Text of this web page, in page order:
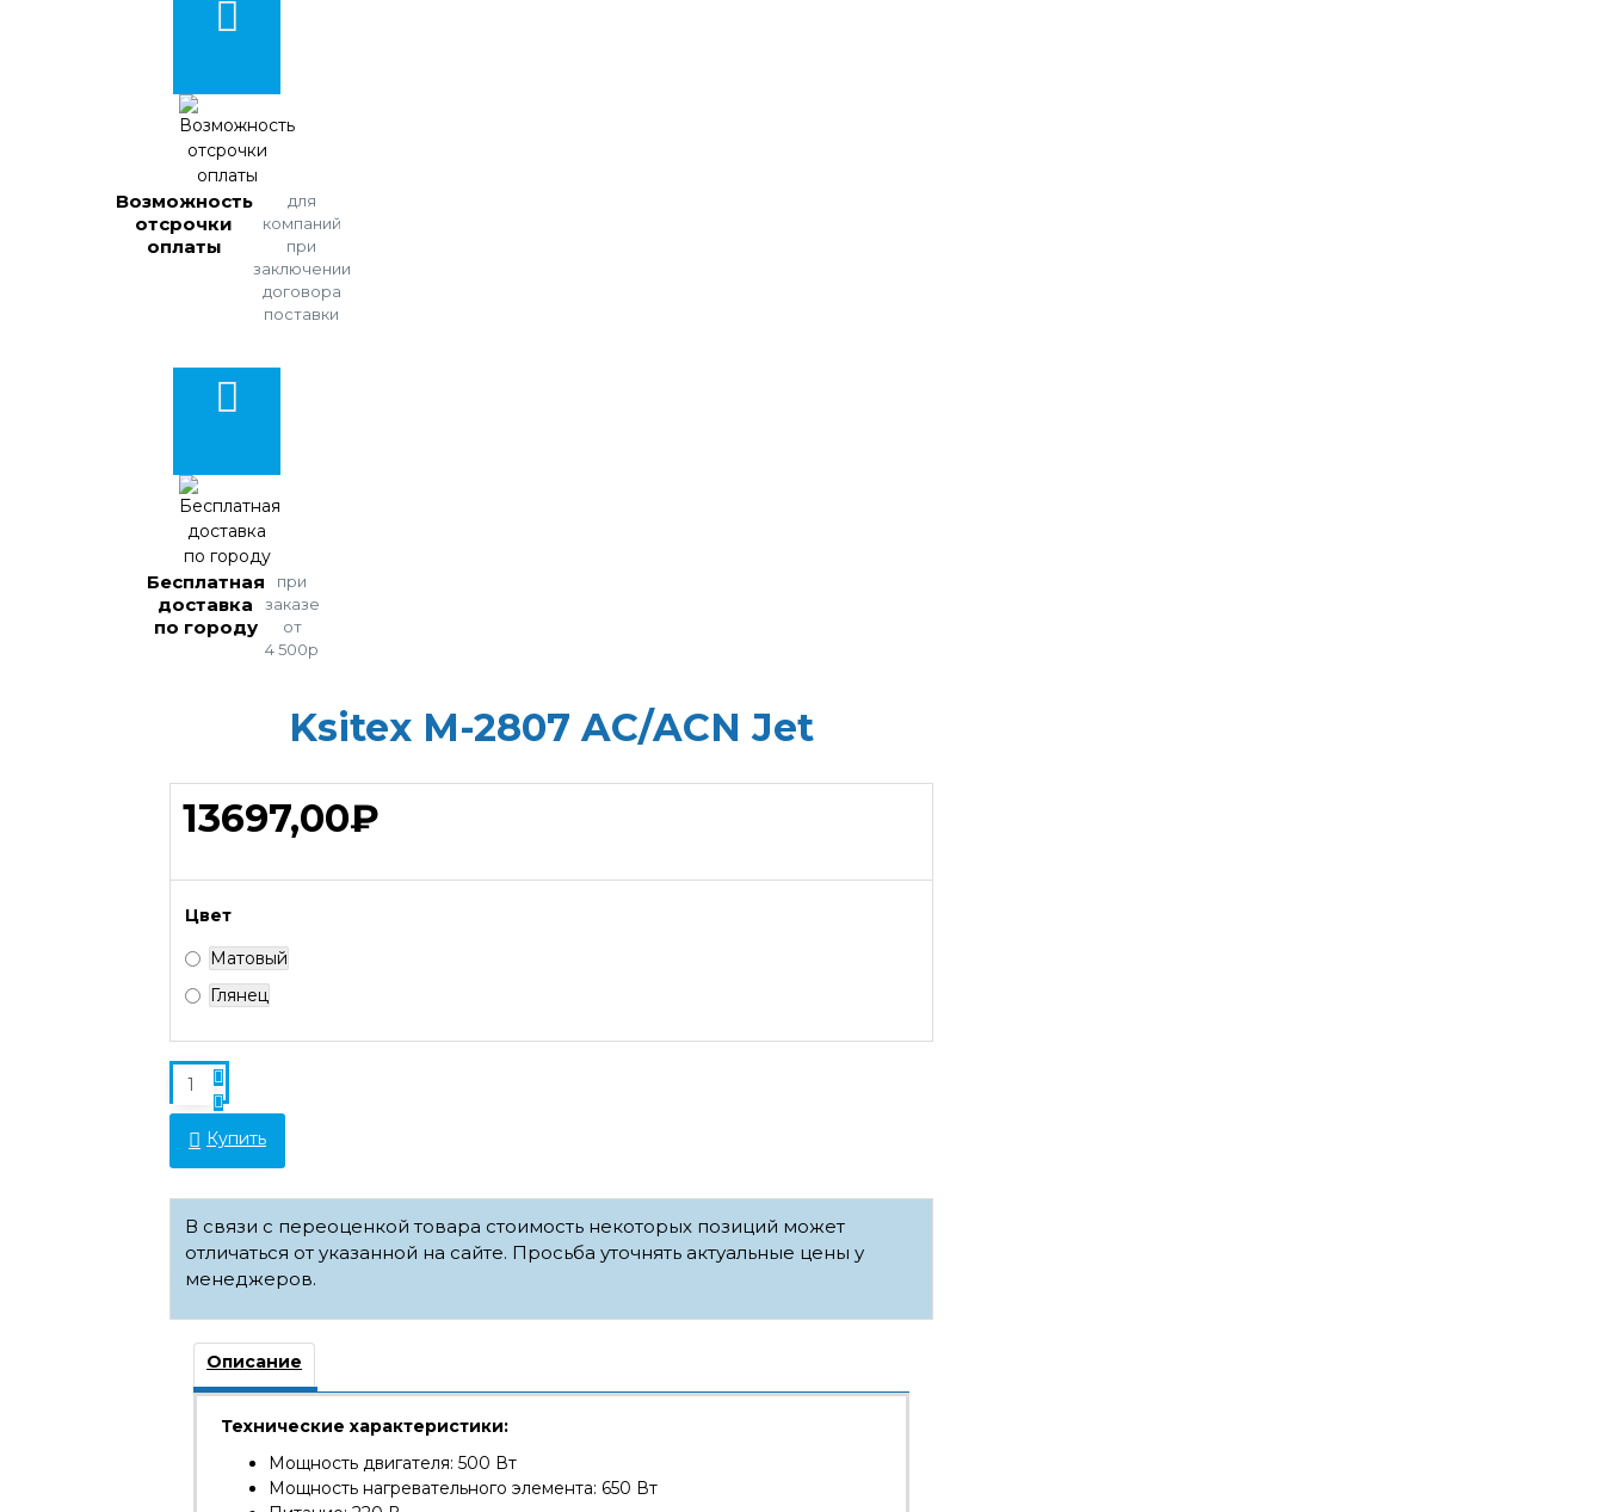
Возможность
отсрочки
оплаты
для
компаний
при
заключении
договора
поставки
Бесплатная
доставка
по городу
при
заказе
от
4 500р
Ksitex M-2807 AC/ACN Jet
13697,00₽
Цвет
Матовый
Глянец
Купить
В связи с переоценкой товара стоимость некоторых позиций может
отличаться от указанной на сайте. Просьба уточнять актуальные цены у
менеджеров.
Описание
Технические характеристики:
Мощность двигателя: 500 Вт
Мощность нагревательного элемента: 650 Вт